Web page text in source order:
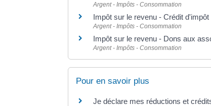
Argent - Impôts - Consommation
Impôt sur le revenu - Crédit
Argent - Impôts - Consommation
Impôt sur le revenu - Dons aux
Argent - Impôts - Consommation
Pour en savoir plus
Je déclare mes réductions et